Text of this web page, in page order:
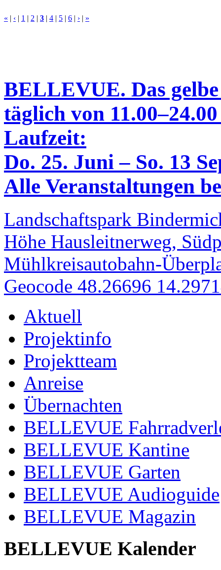
« | ‹ | 1 | 2 | 3 | 4 | 5 | 6 | › | »
BELLEVUE. Das
täglich von
Laufzeit:
Do. 25. Juni – So. 13
Alle Veranstaltungen
Landschaftspark
Höhe Hausleitnerweg,
Mühlkreisautobahn-
Geocode 48.26696
Aktuell
Projektinfo
Projektteam
Anreise
Übernachten
BELLEVUE
BELLEVUE Kantine
BELLEVUE Garten
BELLEVUE Audioguide
BELLEVUE Magazin
BELLEVUE Kalender